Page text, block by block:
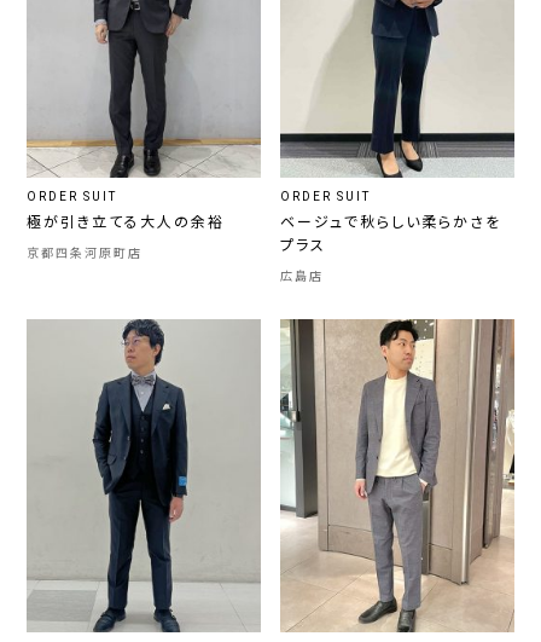
ORDER SUIT
極が引き立てる大人の余裕
京都四条河原町店
ORDER SUIT
ベージュで秋らしい柔らかさを
プラス
広島店